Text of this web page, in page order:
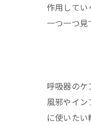
作用してい
一つ一つ見
呼吸器のケ
風邪やイ
に使いた